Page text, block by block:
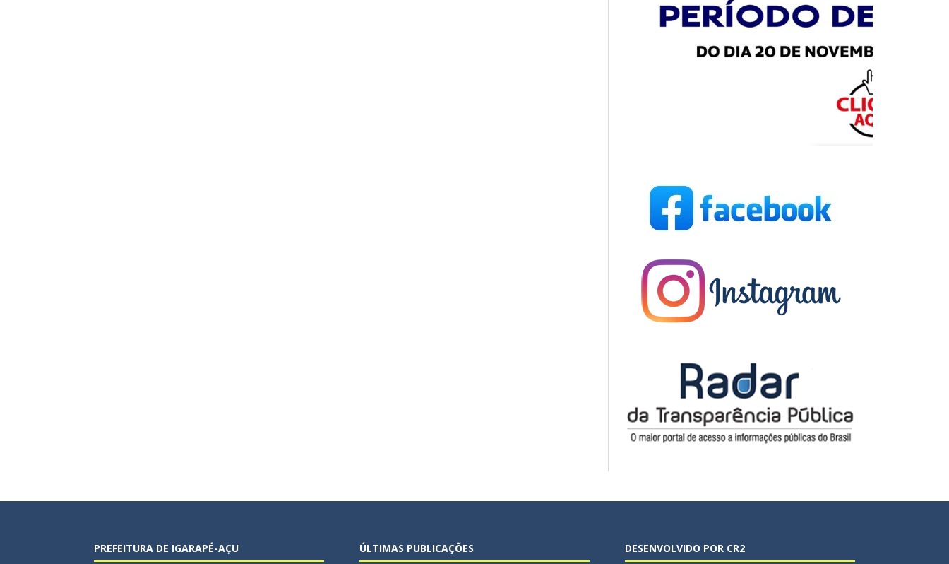
PREFEITURA DE IGARAPÉ-AÇU ÚLTIMAS PUBLICAÇÕES DESENVOLVIDO POR CR2